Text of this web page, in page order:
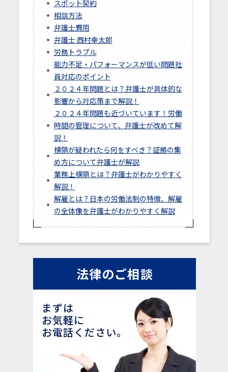
スポット契約
相談方法
弁護士費用
弁護士 西村幸太郎
労務トラブル
能力不足・パフォーマンスが低い問題社
員対応のポイント
２０２４年問題とは？弁護士が具体的な
影響から対応策まで解説！
２０２４年問題も近づいています！労働
時間の管理について、弁護士が改めて解
説！
横領が疑われたら何をすべき？証拠の集
め方について弁護士が解説
業務上横領とは？弁護士がわかりやすく
解説！
解雇とは？日本の労働法制の特徴、解雇
の全体像を弁護士がわかりやすく解説
法律のご相談
まずは
お気軽に
お電話ください。